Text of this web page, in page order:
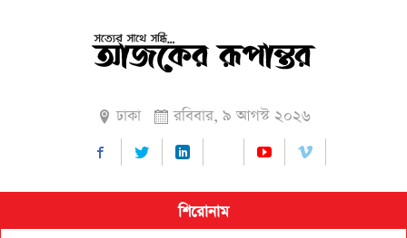
ঢাকা রবিবার, ৯ আগস্ট ২০২৬
শিরোনাম